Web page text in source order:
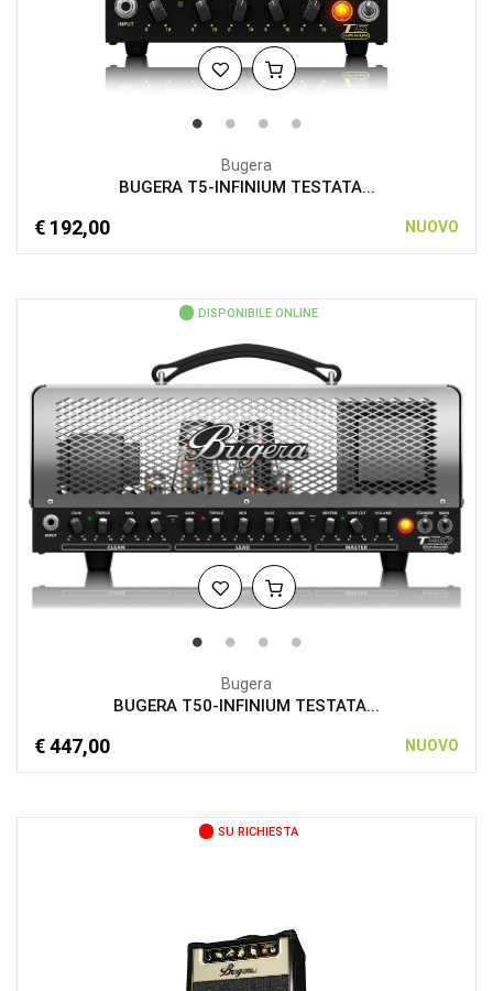
Bugera
BUGERA T5-INFINIUM TESTATA...
€ 192,00 NUOVO
DISPONIBILE ONLINE
Bugera
BUGERA T50-INFINIUM TESTATA...
€ 447,00 NUOVO
SU RICHIESTA